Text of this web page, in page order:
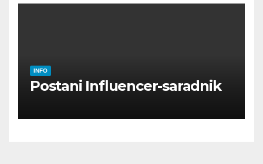
INFO
Postani Influencer-saradnik